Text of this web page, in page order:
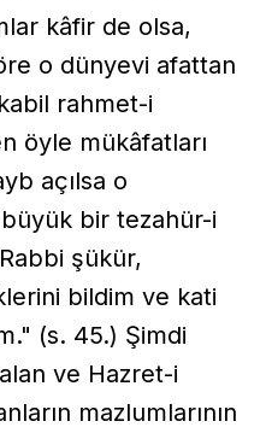
kâfir de olsa,
o dünyevi afattan
rahmet-i
öyle mükâfatları
açılsa o
bir tezahür-i
şükür,
bildim ve kati
(s. 45.) Şimdi
ve Hazret-i
mazlumlarının